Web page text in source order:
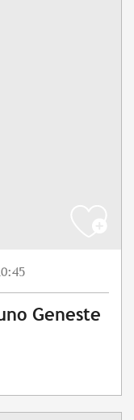
Geneste